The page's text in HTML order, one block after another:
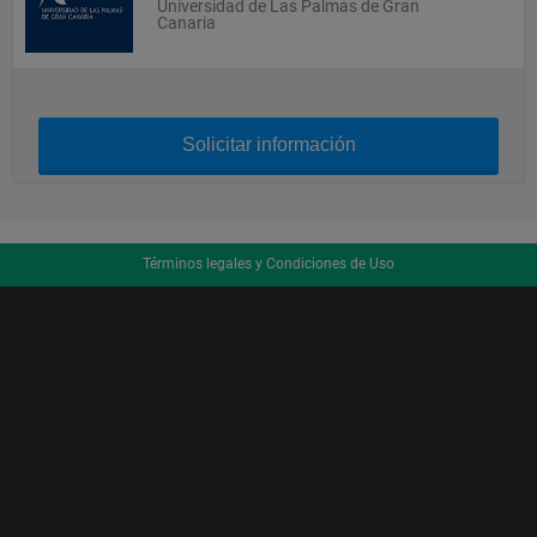
Universidad de Las Palmas de Gran
Canaria
Solicitar información
Términos legales y Condiciones de Uso